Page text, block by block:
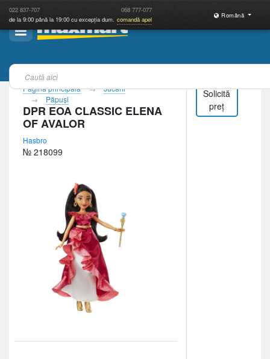
022 837-707 068 777-077
de la 9:00 până la 19:00 cu excepția dum. comandă apel
Română
Pagina principală
Jucării
Păpuşi
DPR EOA CLASSIC ELENA
OF AVALOR
Hasbro
№ 218099
Solicită
preț